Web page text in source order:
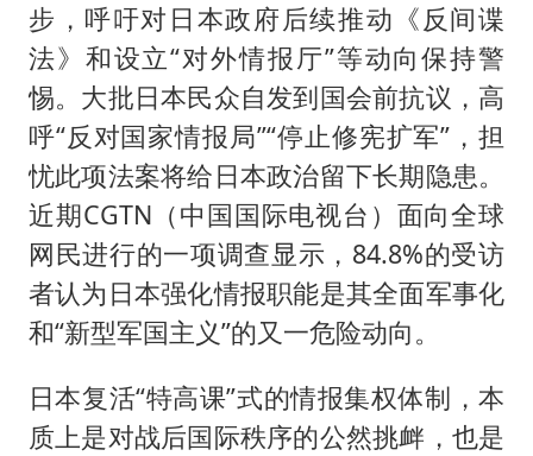
步，呼吁对日本政府后续推动《反间谍
法》和设立“对外情报厅”等动向保持警
惕。大批日本民众自发到国会前抗议，高
呼“反对国家情报局”“停止修宪扩军”，担
忧此项法案将给日本政治留下长期隐患。
近期CGTN（中国国际电视台）面向全球
网民进行的一项调查显示，84.8%的受访
者认为日本强化情报职能是其全面军事化
和“新型军国主义”的又一危险动向。
日本复活“特高课”式的情报集权体制，本
质上是对战后国际秩序的公然挑衅，也是